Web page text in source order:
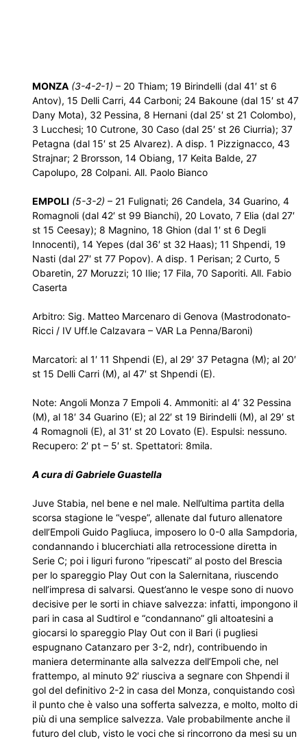
MONZA (3-4-2-1) – 20 Thiam; 19 Birindelli (dal 41′ st 6
Antov), 15 Delli Carri, 44 Carboni; 24 Bakoune (dal 15′ st 47
Dany Mota), 32 Pessina, 8 Hernani (dal 25′ st 21 Colombo),
3 Lucchesi; 10 Cutrone, 30 Caso (dal 25′ st 26 Ciurria); 37
Petagna (dal 15′ st 25 Alvarez). A disp. 1 Pizzignacco, 43
Strajnar; 2 Brorsson, 14 Obiang, 17 Keita Balde, 27
Capolupo, 28 Colpani. All. Paolo Bianco
EMPOLI (5-3-2) – 21 Fulignati; 26 Candela, 34 Guarino, 4
Romagnoli (dal 42′ st 99 Bianchi), 20 Lovato, 7 Elia (dal 27′
st 15 Ceesay); 8 Magnino, 18 Ghion (dal 1′ st 6 Degli
Innocenti), 14 Yepes (dal 36′ st 32 Haas); 11 Shpendi, 19
Nasti (dal 27′ st 77 Popov). A disp. 1 Perisan; 2 Curto, 5
Obaretin, 27 Moruzzi; 10 Ilie; 17 Fila, 70 Saporiti. All. Fabio
Caserta
Arbitro: Sig. Matteo Marcenaro di Genova (Mastrodonato-
Ricci / IV Uff.le Calzavara – VAR La Penna/Baroni)
Marcatori: al 1′ 11 Shpendi (E), al 29′ 37 Petagna (M); al 20′
st 15 Delli Carri (M), al 47′ st Shpendi (E).
Note: Angoli Monza 7 Empoli 4. Ammoniti: al 4′ 32 Pessina
(M), al 18′ 34 Guarino (E); al 22′ st 19 Birindelli (M), al 29′ st
4 Romagnoli (E), al 31′ st 20 Lovato (E). Espulsi: nessuno.
Recupero: 2′ pt – 5′ st. Spettatori: 8mila.
A cura di Gabriele Guastella
Juve Stabia, nel bene e nel male. Nell’ultima partita della
scorsa stagione le “vespe”, allenate dal futuro allenatore
dell’Empoli Guido Pagliuca, imposero lo 0-0 alla Sampdoria,
condannando i blucerchiati alla retrocessione diretta in
Serie C; poi i liguri furono “ripescati” al posto del Brescia
per lo spareggio Play Out con la Salernitana, riuscendo
nell’impresa di salvarsi. Quest’anno le vespe sono di nuovo
decisive per le sorti in chiave salvezza: infatti, impongono il
pari in casa al Sudtirol e “condannano” gli altoatesini a
giocarsi lo spareggio Play Out con il Bari (i pugliesi
espugnano Catanzaro per 3-2, ndr), contribuendo in
maniera determinante alla salvezza dell’Empoli che, nel
frattempo, al minuto 92′ riusciva a segnare con Shpendi il
gol del definitivo 2-2 in casa del Monza, conquistando così
il punto che è valso una sofferta salvezza, e molto, molto di
più di una semplice salvezza. Vale probabilmente anche il
futuro del club, visto le voci che si rincorrono da mesi su un